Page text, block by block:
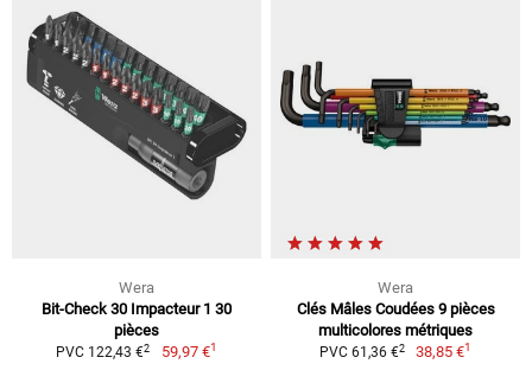
Wera
Bit-Check 30 Impacteur 1 30
pièces
PVC 122,43 €2 59,97 €1
Wera
Clés Mâles Coudées 9 pièces
multicolores métriques
PVC 61,36 €2 38,85 €1